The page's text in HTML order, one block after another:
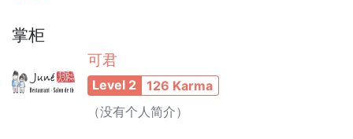
掌柜
可君
Level 2
126 Karma
（没有个人简介）